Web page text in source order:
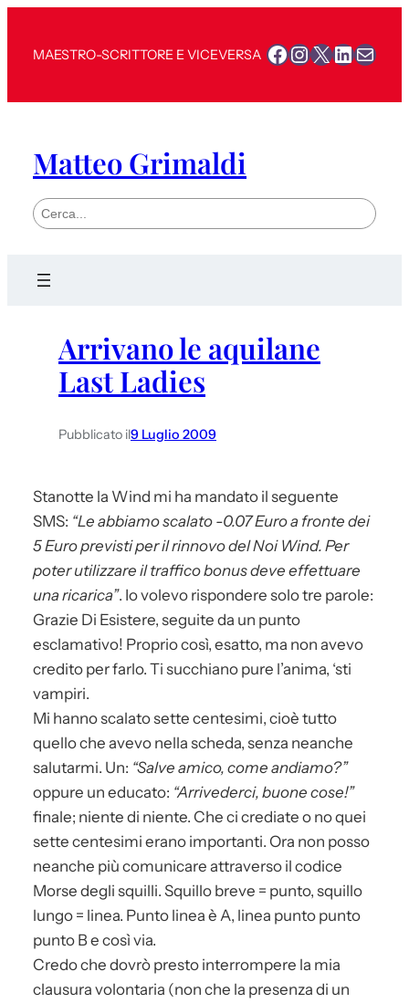
MAESTRO-SCRITTORE E VICEVERSA Facebook
Instagram
X Mail
Matteo Grimaldi
S
e
Arrivano le aquilane
Last Ladies
Pubblicato il9 Luglio 2009
Stanotte la Wind mi ha mandato il seguente
SMS: “Le abbiamo scalato -0.07 Euro a fronte dei
5 Euro previsti per il rinnovo del Noi Wind. Per
poter utilizzare il traffico bonus deve effettuare
una ricarica”. Io volevo rispondere solo tre parole:
Grazie Di Esistere, seguite da un punto
esclamativo! Proprio così, esatto, ma non avevo
credito per farlo. Ti succhiano pure l’anima, ‘sti
vampiri.
Mi hanno scalato sette centesimi, cioè tutto
quello che avevo nella scheda, senza neanche
salutarmi. Un: “Salve amico, come andiamo?”
oppure un educato: “Arrivederci, buone cose!”
finale; niente di niente. Che ci crediate o no quei
sette centesimi erano importanti. Ora non posso
neanche più comunicare attraverso il codice
Morse degli squilli. Squillo breve = punto, squillo
lungo = linea. Punto linea è A, linea punto punto
punto B e così via.
Credo che dovrò presto interrompere la mia
clausura volontaria (non che la presenza di un